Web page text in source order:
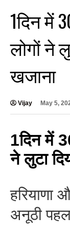
1दिन में
लोगों ने
खजाना
Vijay May 5,
1दिन में
ने लुटा
हरियाणा
अनूठी